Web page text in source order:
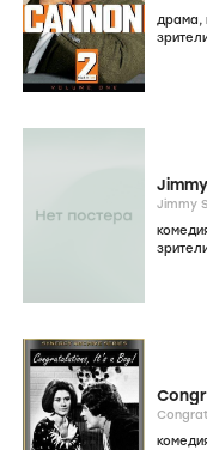
драма,